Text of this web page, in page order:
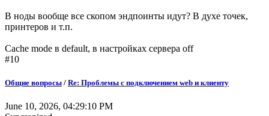
В ноды вообще все скопом эндпоинты идут? В духе точек,
принтеров и т.п.
Cache mode в default, в настройках сервера off
#10
Общие вопросы / Re: Проблемы с подключением web и клиенту
June 10, 2026, 04:29:10 PM